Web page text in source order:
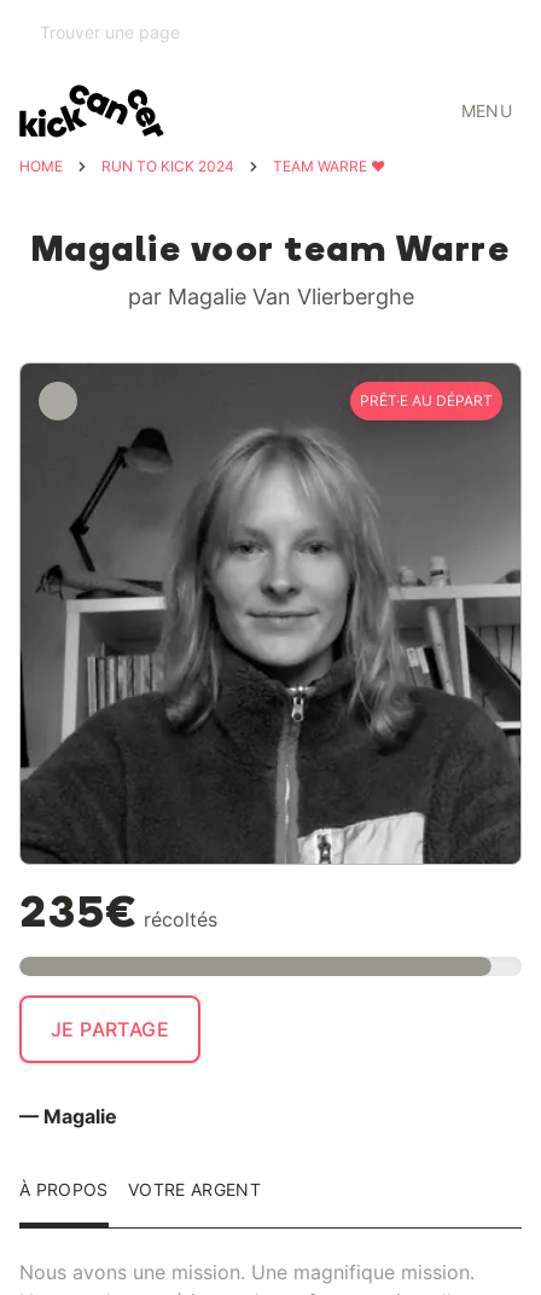
MENU
HOME RUN TO KICK 2024 TEAM WARRE ❤️
Magalie voor team Warre
par Magalie Van Vlierberghe
PRÊT·E AU DÉPART
235€ récoltés
JE PARTAGE
— Magalie
À PROPOS VOTRE ARGENT
Nous avons une mission. Une magnifique mission.